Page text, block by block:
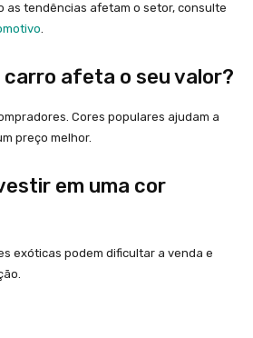
as tendências afetam o setor, consulte
.
carro afeta o seu valor?
Cores populares ajudam a
preço melhor.
em uma cor
exóticas podem dificultar a venda e